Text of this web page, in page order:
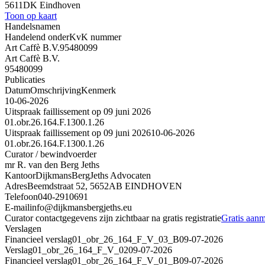
5611DK Eindhoven
Toon op kaart
Handelsnamen
Handelend onderKvK nummer
Art Caffè B.V.95480099
Art Caffè B.V.
95480099
Publicaties
DatumOmschrijvingKenmerk
10-06-2026
Uitspraak faillissement op 09 juni 2026
01.obr.26.164.F.1300.1.26
Uitspraak faillissement op 09 juni 202610-06-2026
01.obr.26.164.F.1300.1.26
Curator / bewindvoerder
mr R. van den Berg Jeths
KantoorDijkmansBergJeths Advocaten
AdresBeemdstraat 52, 5652AB EINDHOVEN
Telefoon040-2910691
E-mailinfo@dijkmansbergjeths.eu
Curator contactgegevens zijn zichtbaar na gratis registratieGratis
Verslagen
Financieel verslag01_obr_26_164_F_V_03_B09-07-2026
Verslag01_obr_26_164_F_V_0209-07-2026
Financieel verslag01_obr_26_164_F_V_01_B09-07-2026